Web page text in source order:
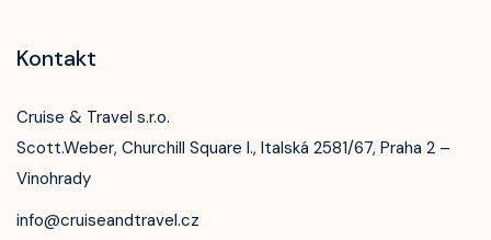
Kontakt
Cruise & Travel s.r.o.
Scott.Weber, Churchill Square I., Italská 2581/67, Praha 2 –
Vinohrady
info@cruiseandtravel.cz